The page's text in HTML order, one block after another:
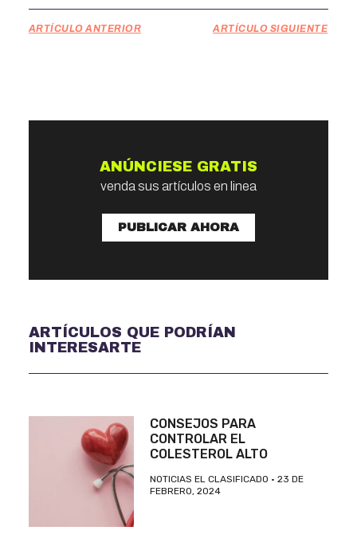
ARTÍCULO ANTERIOR ARTÍCULO SIGUIENTE
ANÚNCIESE GRATIS
venda sus artículos en linea
PUBLICAR AHORA
ARTÍCULOS QUE PODRÍAN
INTERESARTE
CONSEJOS PARA
CONTROLAR EL
COLESTEROL ALTO
NOTICIAS EL CLASIFICADO
23 DE
FEBRERO, 2024